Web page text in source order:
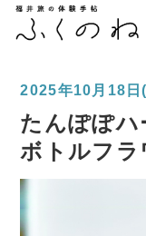
2025年10月18
たんぽぽハ
ボトルフラ